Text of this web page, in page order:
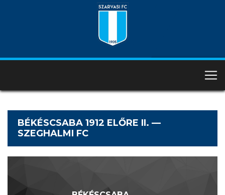
BÉKÉSCSABA 1912 ELŐRE II. —
SZEGHALMI FC